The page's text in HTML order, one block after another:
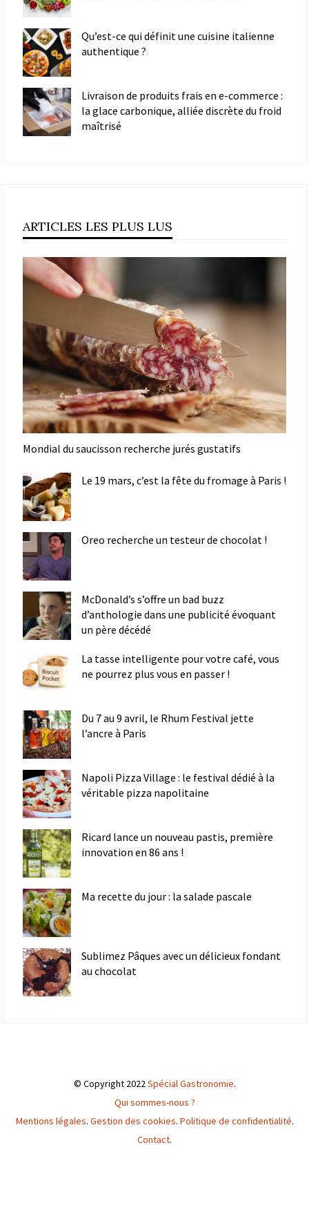
Qu’est-ce qui définit une cuisine italienne
authentique ?
Livraison de produits frais en e-commerce :
la glace carbonique, alliée discrète du froid
maîtrisé
ARTICLES LES PLUS LUS
Mondial du saucisson recherche jurés gustatifs
Le 19 mars, c’est la fête du fromage à Paris !
Oreo recherche un testeur de chocolat !
McDonald’s s’offre un bad buzz
d’anthologie dans une publicité évoquant
un père décédé
La tasse intelligente pour votre café, vous
ne pourrez plus vous en passer !
Du 7 au 9 avril, le Rhum Festival jette
l’ancre à Paris
Napoli Pizza Village : le festival dédié à la
véritable pizza napolitaine
Ricard lance un nouveau pastis, première
innovation en 86 ans !
Ma recette du jour : la salade pascale
Sublimez Pâques avec un délicieux fondant
au chocolat
© Copyright 2022Spécial Gastronomie.
Qui sommes-nous ?
Mentions légales. Gestion des cookies. Politique de confidentialité.
Contact.